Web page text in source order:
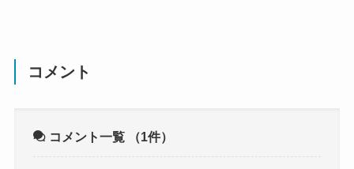
コメント
コメント一覧 （1件）